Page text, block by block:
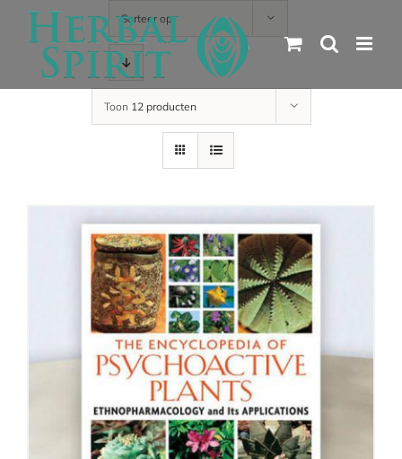
Skip
content
Sorteer op
Toon 12 producten
details